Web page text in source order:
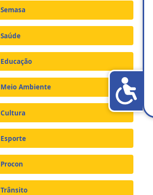
Semasa
Saúde
Educação
Meio Ambiente
Cultura
Esporte
Procon
Trânsito